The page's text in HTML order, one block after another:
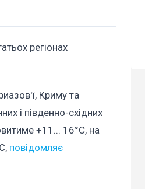
регіонах
Криму та
і південно-східних
+11... 16°C, на
повідомляє